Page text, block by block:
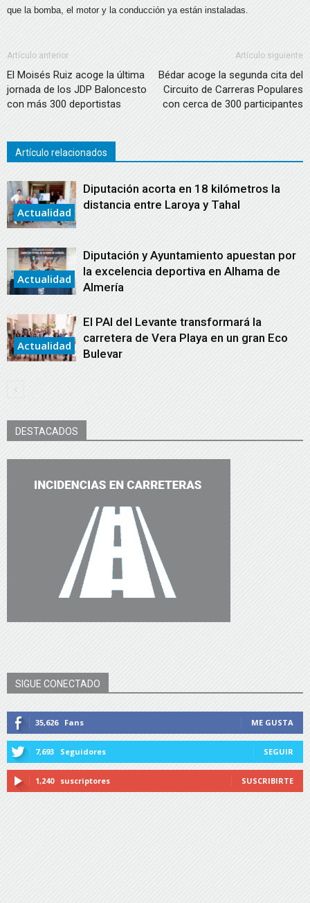
que la bomba, el motor y la conducción ya están instaladas.
Artículo anterior
El Moisés Ruiz acoge la última
jornada de los JDP Baloncesto
con más 300 deportistas
Artículo siguiente
Bédar acoge la segunda cita del
Circuito de Carreras Populares
con cerca de 300 participantes
Artículo relacionados
Actualidad
Diputación acorta en 18 kilómetros la
distancia entre Laroya y Tahal
Actualidad
Diputación y Ayuntamiento apuestan por
la excelencia deportiva en Alhama de
Almería
Actualidad
El PAI del Levante transformará la
carretera de Vera Playa en un gran Eco
Bulevar
DESTACADOS
SIGUE CONECTADO
35,626 Fans ME GUSTA
7,693 Seguidores SEGUIR
1,240 suscriptores SUSCRIBIRTE